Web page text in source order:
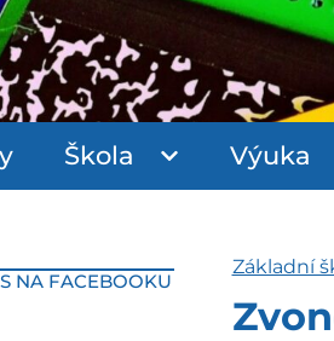
Škola Výuka
NA FACEBOOKU
Základní